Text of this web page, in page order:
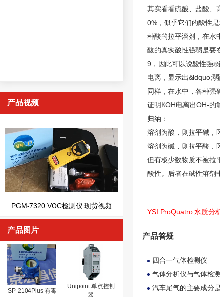
产品视频
PGM-7320 VOC检测仪 现货视频
产品图片
SP-2104Plus 有毒
Unipoint 单点控制
器
其实看看硫酸、盐酸、
0%，似乎它们的酸性
种酸的拉平溶剂，在水
酸的真实酸性强弱是要
9，因此可以说酸性强
电离，显示出&ldquo;
同样，在水中，各种强
证明KOH电离出OH-的
归纳：
溶剂为酸，则拉平碱，
溶剂为碱，则拉平酸，
但有极少数物质不被拉
酸性。后者在碱性溶剂
YSI ProQuatro 水质分
产品答疑
四合一气体检测仪
气体分析仪与气体检
汽车尾气的主要成分